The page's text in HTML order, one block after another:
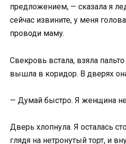
предложением, — сказала я
сейчас извините, у меня
проводи маму.
Свекровь встала, взяла
вышла в коридор. В дверях
— Думай быстро. Я женщина
Дверь хлопнула. Я осталась
глядя на нетронутый торт, и